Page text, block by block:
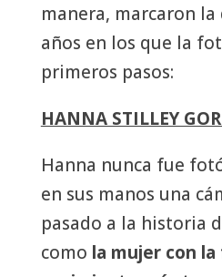
manera, marcaron
años en los que la
primeros pasos:
HANNA STILLEY
Hanna nunca fue
en sus manos una
pasado a la historia
como la mujer con